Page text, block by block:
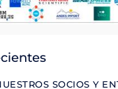
SOCIOS Y